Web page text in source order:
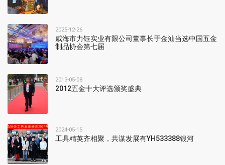
2025-12-26
威海市力钰实业有限公司董事长于金汕当选中国五金
制品协会第七届
2013-05-08
2012五金十大评选颁奖盛典
2024-05-15
工具精英齐相聚，共谋发展有YH533388银河